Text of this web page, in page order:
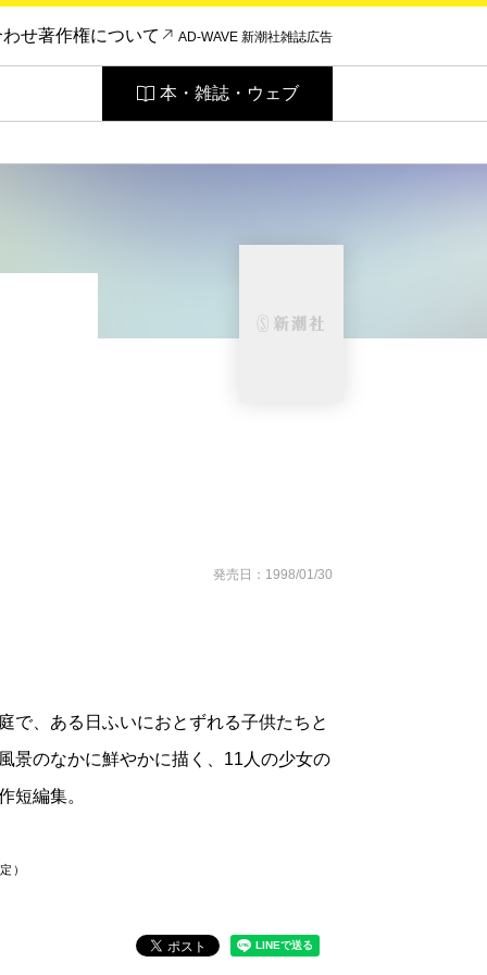
わせ著作権について AD-WAVE 新潮社雑誌広告
本・雑誌・ウェブ
発売日：1998/01/30
で、ある日ふいにおとずれる子供たちと
景のなかに鮮やかに描く、11人の少女の
短編集。
）